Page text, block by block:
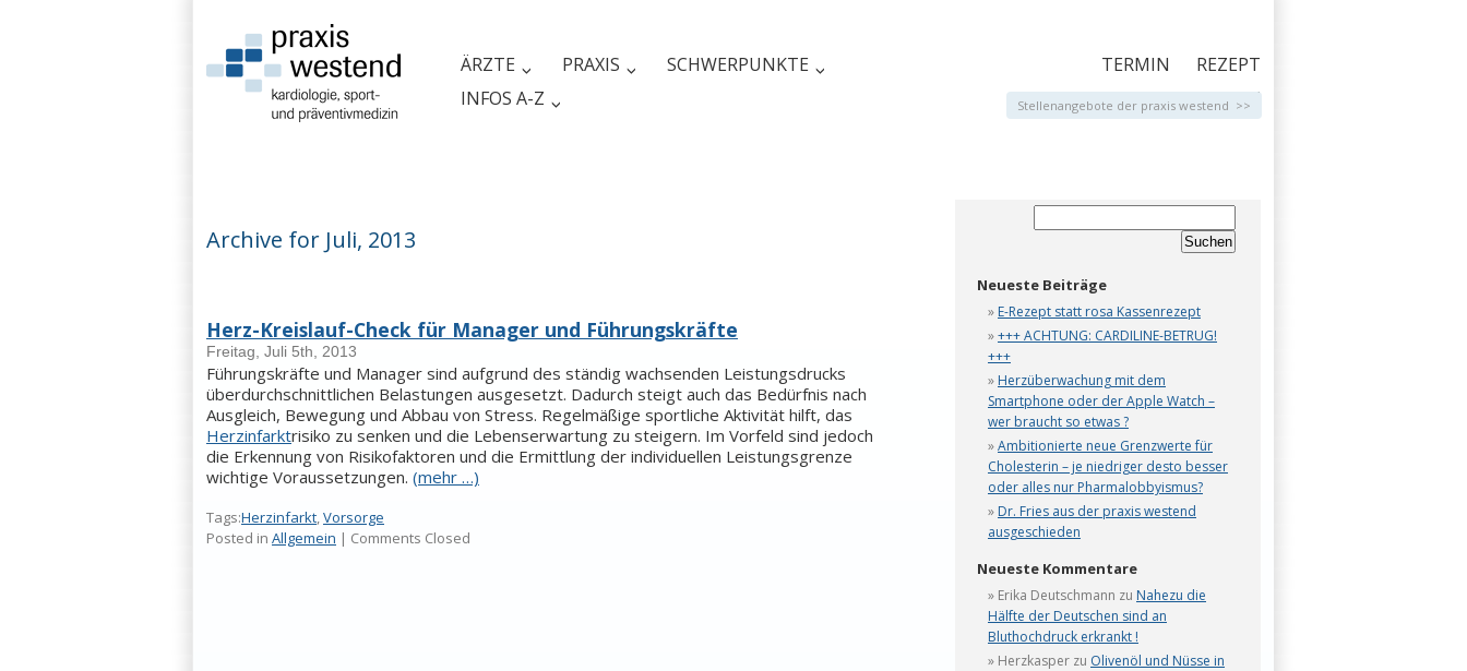
ÄRZTE PRAXIS
SCHWERPUNKTE
INFOS A-Z
TERMIN
REZEPT
KONTAKT
Stellenangebote der praxis westend >>
Archive for Juli, 2013
Herz-Kreislauf-Check für Manager und Führungskräfte
Freitag, Juli 5th, 2013
Führungskräfte und Manager sind aufgrund des ständig wachsenden Leistungsdrucks
überdurchschnittlichen Belastungen ausgesetzt. Dadurch steigt auch das Bedürfnis nach
Ausgleich, Bewegung und Abbau von Stress. Regelmäßige sportliche Aktivität hilft, das
Herzinfarktrisiko zu senken und die Lebenserwartung zu steigern. Im Vorfeld sind jedoch
die Erkennung von Risikofaktoren und die Ermittlung der individuellen Leistungsgrenze
wichtige Voraussetzungen. (mehr …)
Tags:Herzinfarkt,Vorsorge
Posted in Allgemein | Comments Closed
Neueste Beiträge
E-Rezept statt rosa Kassenrezept
+++ ACHTUNG: CARDILINE-BETRUG!
+++
Herzüberwachung mit dem
Smartphone oder der Apple Watch –
wer braucht so etwas ?
Ambitionierte neue Grenzwerte für
Cholesterin – je niedriger desto besser
oder alles nur Pharmalobbyismus?
Dr. Fries aus der praxis westend
ausgeschieden
Neueste Kommentare
Erika Deutschmann zu Nahezu die
Hälfte der Deutschen sind an
Bluthochdruck erkrankt !
Herzkasper zu Olivenöl und Nüsse in